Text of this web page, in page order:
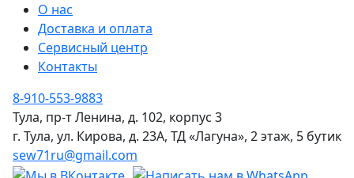
О нас
Доставка и оплата
Сервисный центр
Контакты
8-910-553-9883
Тула, пр-т Ленина, д. 102, корпус 3
г. Тула, ул. Кирова, д. 23А, ТД «Лагуна», 2 этаж, 5 бутик
sew71ru@gmail.com